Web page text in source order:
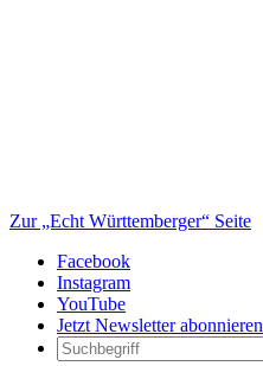
Zur „Echt Württemberger“ Seite
Facebook
Instagram
YouTube
Jetzt Newsletter abonnieren